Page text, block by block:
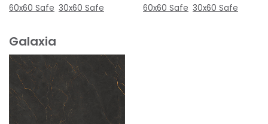
60x60 Safe 30x60 Safe
60x60 Safe 30x60 Safe
Galaxia